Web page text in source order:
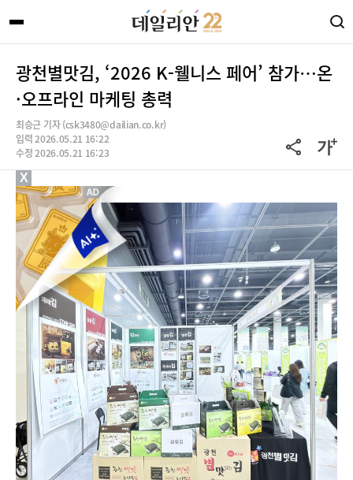
광천별맛김, ‘2026 K-웰니스 페어’ 참가…온
·오프라인 마케팅 총력
최승근 기자 (csk3480@dailian.co.kr)
입력 2026.05.21 16:22
수정 2026.05.21 16:23
X